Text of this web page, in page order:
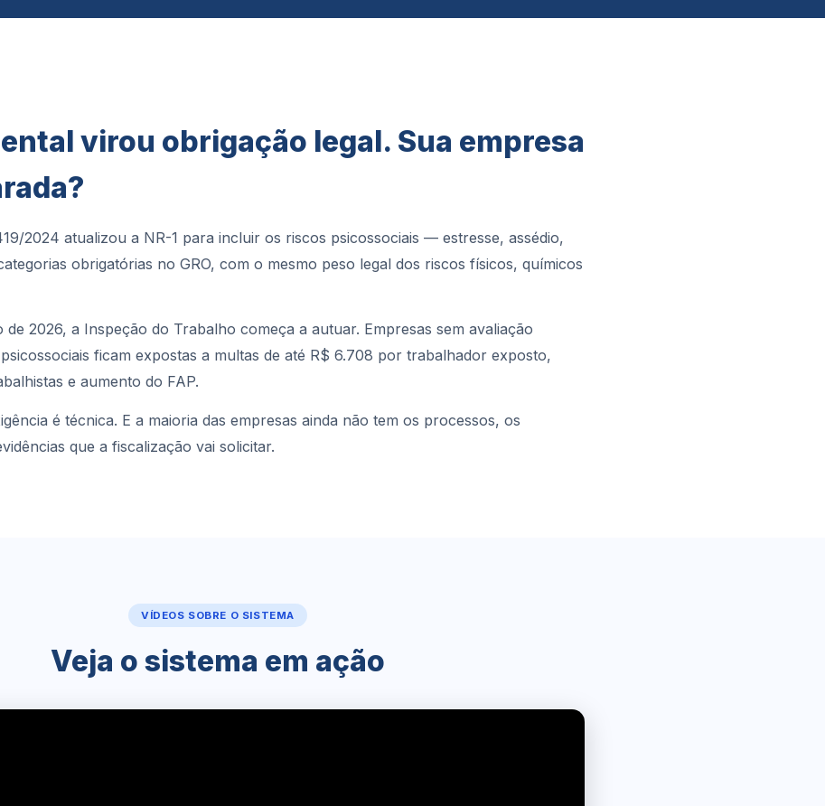
virou obrigação legal. Sua empresa
2024 atualizou a NR-1 para incluir os riscos psicossociais — estresse, assédio,
obrigatórias no GRO, com o mesmo peso legal dos riscos físicos, químicos
de 2026, a Inspeção do Trabalho começa a autuar. Empresas sem avaliação
ficam expostas a multas de até R$ 6.708 por trabalhador exposto,
e aumento do FAP.
é técnica. E a maioria das empresas ainda não tem os processos, os
que a fiscalização vai solicitar.
VÍDEOS SOBRE O SISTEMA
Veja o sistema em ação